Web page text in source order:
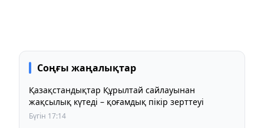
Соңғы жаңалықтар
Қазақстандықтар Құрылтай сайлауынан
жақсылық күтеді – қоғамдық пікір зерттеуі
Бүгін 17:14